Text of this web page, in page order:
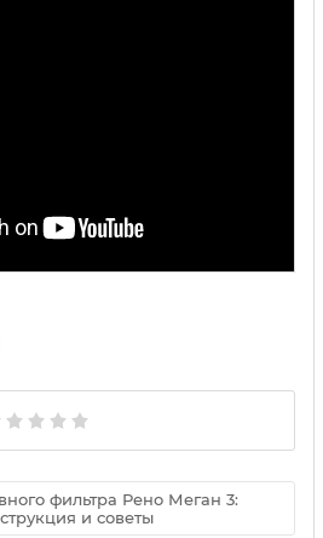
фильтра Рено Меган 3:
и советы